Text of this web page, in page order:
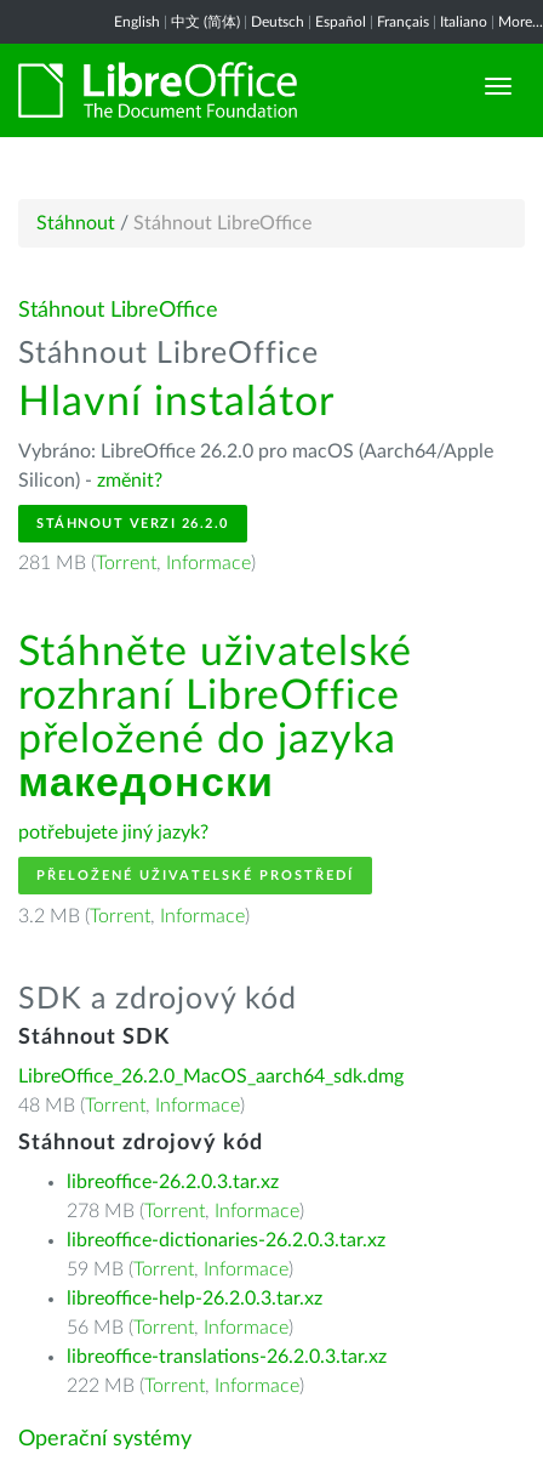
English 中文 (简体) Deutsch Español Français Italiano More...
Stáhnout / Stáhnout LibreOffice
Stáhnout LibreOffice
Stáhnout LibreOffice
Hlavní instalátor
Vybráno: LibreOffice 26.2.0 pro macOS (Aarch64/Apple
Silicon) - změnit?
STÁHNOUT VERZI 26.2.0
281 MB (Torrent, Informace)
Stáhněte uživatelské
rozhraní LibreOffice
přeložené do jazyka
македонски
potřebujete jiný jazyk?
PŘELOŽENÉ UŽIVATELSKÉ PROSTŘEDÍ
3.2 MB (Torrent, Informace)
SDK a zdrojový kód
Stáhnout SDK
LibreOffice_26.2.0_MacOS_aarch64_sdk.dmg
48 MB (Torrent, Informace)
Stáhnout zdrojový kód
libreoffice-26.2.0.3.tar.xz
278 MB (Torrent, Informace)
libreoffice-dictionaries-26.2.0.3.tar.xz
59 MB (Torrent, Informace)
libreoffice-help-26.2.0.3.tar.xz
56 MB (Torrent, Informace)
libreoffice-translations-26.2.0.3.tar.xz
222 MB (Torrent, Informace)
Operační systémy